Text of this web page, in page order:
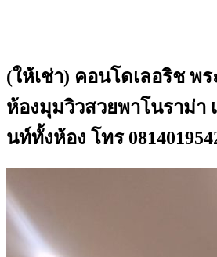
(ให้เช่า) คอนโดเลอริช พ
ห้องมุมวิวสวยพาโนราม่า
นท์ทั้งห้อง โทร